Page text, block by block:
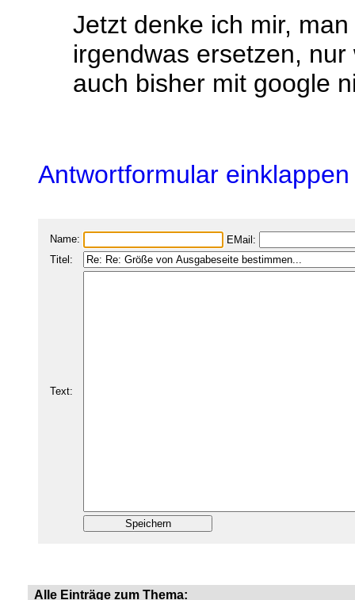
Jetzt denke ich mir,
irgendwas ersetzen,
auch bisher mit google
Antwortformular einklappen
Name:
EMail:
Titel:
Text:
Alle Einträge zum Thema: